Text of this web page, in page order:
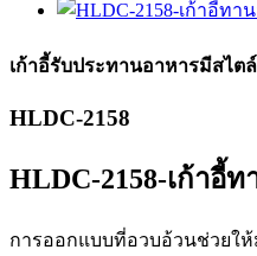
เก้าอี้รับประทานอาหารมีสไตล์
HLDC-2158
HLDC-2158-เก้าอี้
การออกแบบที่อวบอ้วนช่วยใ